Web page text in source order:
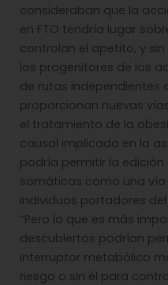
consideraban que la
en FTO tendría lugar
controlan el apetito, y
los progenitores de los
de rutas independientes
proporcionan nuevas
el tratamiento de la
causal implicada en la
podría permitir la
somáticas como una
individuos portadores del
“Pero lo que es más
descubiertos podrían
interruptor metabólico
riesgo o sin él para